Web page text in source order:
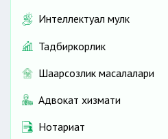
Интеллектуал мулк
Тадбиркорлик
Шаҳарсозлик масалалари
Адвокат хизмати
Нотариат